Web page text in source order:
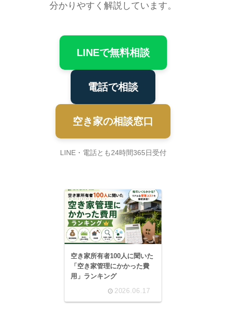
分かりやすく解説しています。
LINEで無料相談
電話で相談
空き家の相談窓口
LINE・電話とも24時間365日受付
空き家所有者100人に聞いた
「空き家管理にかかった費
用」ランキング
2026.06.17